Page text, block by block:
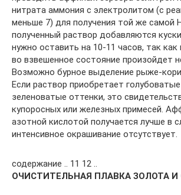
нитрата аммония с электролитом (с
меньше 7) для получения той же самой
полученный раствор добавляются
нужно оставить на 10-11 часов, так как
во взвешенное состояние произойдет
Возможно бурное выделение рыже-
Если раствор приобретает
зеленоватые оттенки, это
купоросных или железных примесей.
азотной кислотой получается лучше в
интенсивное окрашивание отсутствует.
содержание .. 11 12 ..
ОЧИСТИТЕЛЬНАЯ ПЛАВКА ЗОЛОТА И